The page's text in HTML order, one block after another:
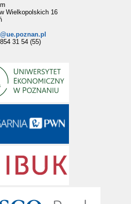
Wielkopolskich 16
31 54 (55)